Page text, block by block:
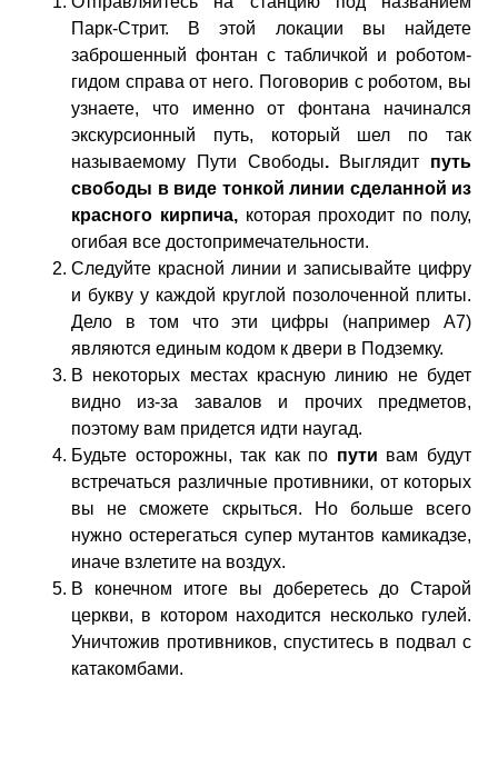
Парк-Стрит. В этой локации вы найдете
заброшенный фонтан с табличкой и роботом-
гидом справа от него. Поговорив с роботом, вы
узнаете, что именно от фонтана начинался
экскурсионный путь, который шел по так
называемому Пути Свободы.Выглядит путь
свободы в виде тонкой линии сделанной из
красного кирпича,которая проходит по полу,
огибая все достопримечательности.
Следуйте красной линии и записывайте цифру
и букву у каждой круглой позолоченной плиты.
Дело в том что эти цифры (например А7)
являются единым кодом к двери в Подземку.
В некоторых местах красную линию не будет
видно из-за завалов и прочих предметов,
поэтому вам придется идти наугад.
Будьте осторожны, так как по пути вам будут
встречаться различные противники, от которых
вы не сможете скрыться. Но больше всего
нужно остерегаться супер мутантов камикадзе,
иначе взлетите на воздух.
В конечном итоге вы доберетесь до Старой
церкви, в котором находится несколько гулей.
Уничтожив противников, спуститесь в подвал с
катакомбами.